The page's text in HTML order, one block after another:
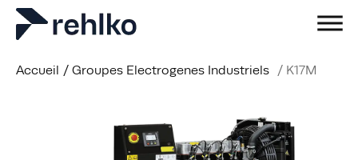
Accueil / Groupes Electrogenes Industriels / K17M